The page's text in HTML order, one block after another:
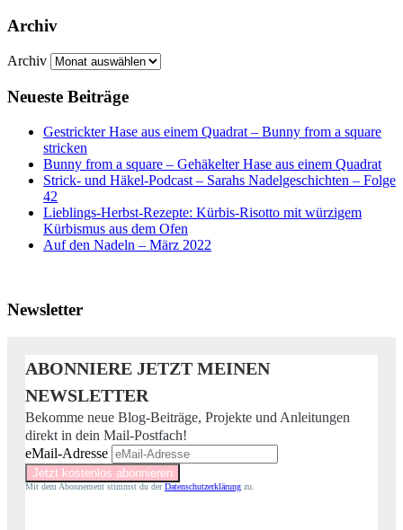
Archiv
Archiv
Neueste Beiträge
Gestrickter Hase aus einem Quadrat – Bunny from a square
stricken
Bunny from a square – Gehäkelter Hase aus einem Quadrat
Strick- und Häkel-Podcast – Sarahs Nadelgeschichten – Folge
42
Lieblings-Herbst-Rezepte: Kürbis-Risotto mit würzigem
Kürbismus aus dem Ofen
Auf den Nadeln – März 2022
Newsletter
ABONNIERE JETZT MEINEN
NEWSLETTER
Bekomme neue Blog-Beiträge, Projekte und Anleitungen
direkt in dein Mail-Postfach!
eMail-Adresse
Mit dem Abonnement stimmst du derDatenschutzerklärung zu.